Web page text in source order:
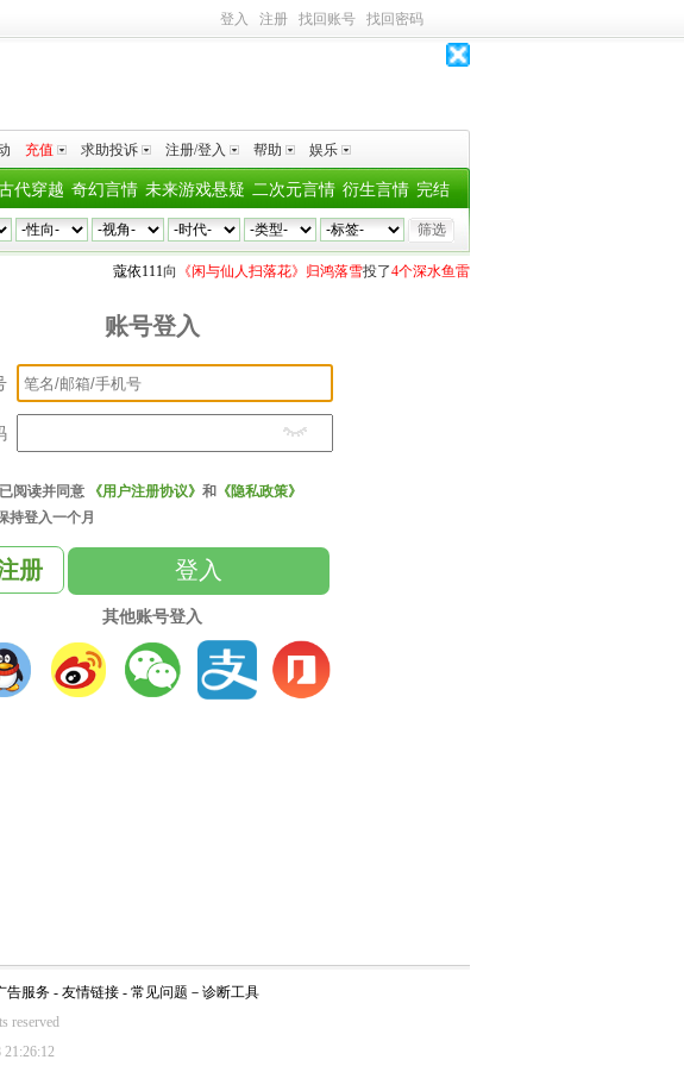
登入 注册 找回账号 找回密码
充值 求助投诉 注册/登入 帮助 娱乐
完结
衍生言情
二次元言情
未来游戏悬疑
奇幻言情
代穿越
蔻依111向《闲与仙人扫落花》归鸿落雪投了4个深水鱼雷
账号登入
已阅读并同意 《用户注册协议》 和
《隐私政策》
持登入一个月
册 登入
其他账号登入
告服务 - 友情链接 - 常见问题 － 诊断工具
reserved
21:26:12